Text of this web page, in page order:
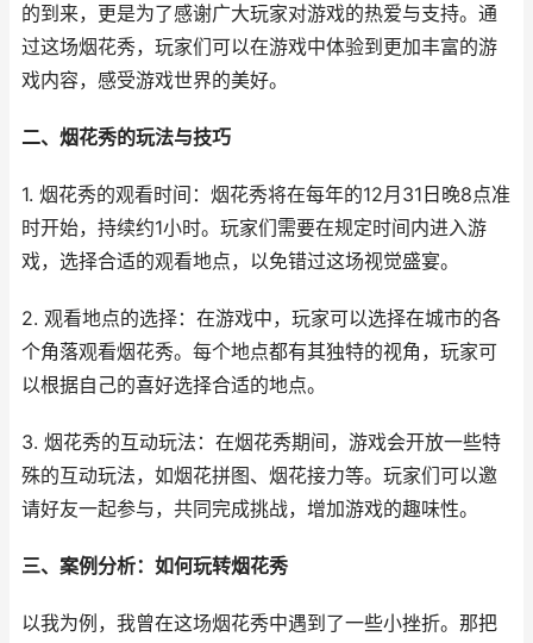
的到来，更是为了感谢广大玩家对游戏的热爱与支持。通
过这场烟花秀，玩家们可以在游戏中体验到更加丰富的游
戏内容，感受游戏世界的美好。
二、烟花秀的玩法与技巧
1. 烟花秀的观看时间：烟花秀将在每年的12月31日晚8点准
时开始，持续约1小时。玩家们需要在规定时间内进入游
戏，选择合适的观看地点，以免错过这场视觉盛宴。
2. 观看地点的选择：在游戏中，玩家可以选择在城市的各
个角落观看烟花秀。每个地点都有其独特的视角，玩家可
以根据自己的喜好选择合适的地点。
3. 烟花秀的互动玩法：在烟花秀期间，游戏会开放一些特
殊的互动玩法，如烟花拼图、烟花接力等。玩家们可以邀
请好友一起参与，共同完成挑战，增加游戏的趣味性。
三、案例分析：如何玩转烟花秀
以我为例，我曾在这场烟花秀中遇到了一些小挫折。那把